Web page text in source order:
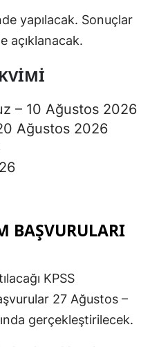
yapılacak. Sonuçlar
açıklanacak.
– 10 Ağustos 2026
Ağustos 2026
BAŞVURULARI
KPSS
27 Ağustos –
gerçekleştirilecek.